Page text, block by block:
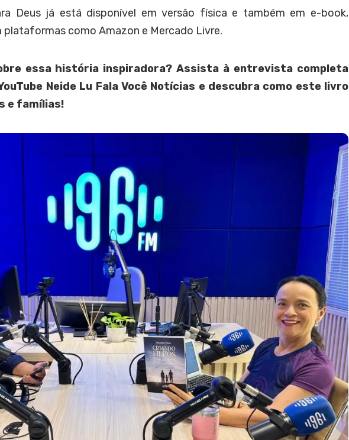
Deus já está disponível em versão física e também em e-book,
plataformas como Amazon e Mercado Livre.
essa história inspiradora? Assista à entrevista completa
Neide Lu Fala Você Notícias e descubra como este livro
e famílias!